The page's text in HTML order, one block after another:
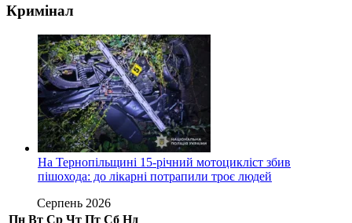
Кримінал
На Тернопільщині 15-річний мотоцикліст збив
пішохода: до лікарні потрапили троє людей
Серпень 2026
Пн Вт Ср Чт Пт Сб Нд